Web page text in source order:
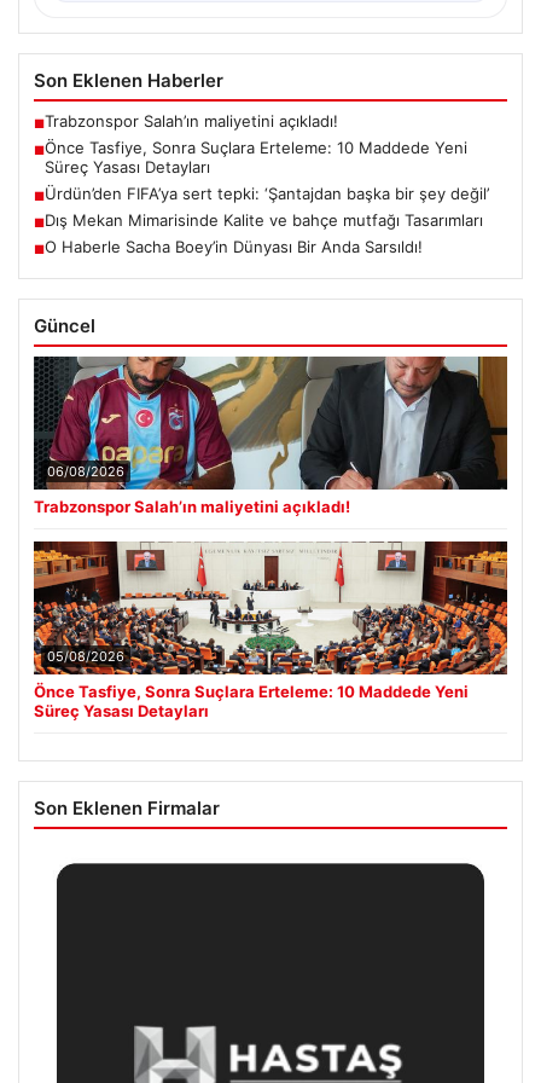
Son Eklenen Haberler
■Trabzonspor Salah’ın maliyetini açıkladı!
■Önce Tasfiye, Sonra Suçlara Erteleme: 10 Maddede Yeni
Süreç Yasası Detayları
■Ürdün’den FIFA’ya sert tepki: ‘Şantajdan başka bir şey değil’
■Dış Mekan Mimarisinde Kalite ve bahçe mutfağı Tasarımları
■O Haberle Sacha Boey’in Dünyası Bir Anda Sarsıldı!
Güncel
06/08/2026
Trabzonspor Salah’ın maliyetini açıkladı!
05/08/2026
Önce Tasfiye, Sonra Suçlara Erteleme: 10 Maddede Yeni
Süreç Yasası Detayları
Son Eklenen Firmalar